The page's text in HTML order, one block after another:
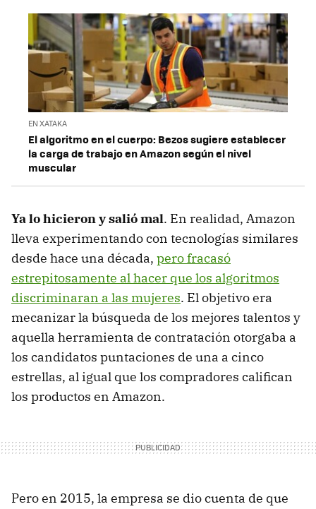
EN XATAKA
El algoritmo en el cuerpo: Bezos sugiere establecer
la carga de trabajo en Amazon según el nivel
muscular
Ya lo hicieron y salió mal. En realidad, Amazon
lleva experimentando con tecnologías similares
desde hace una década, pero fracasó
estrepitosamente al hacer que los algoritmos
discriminaran a las mujeres. El objetivo era
mecanizar la búsqueda de los mejores talentos y
aquella herramienta de contratación otorgaba a
los candidatos puntaciones de una a cinco
estrellas, al igual que los compradores califican
los productos en Amazon.
Pero en 2015, la empresa se dio cuenta de que